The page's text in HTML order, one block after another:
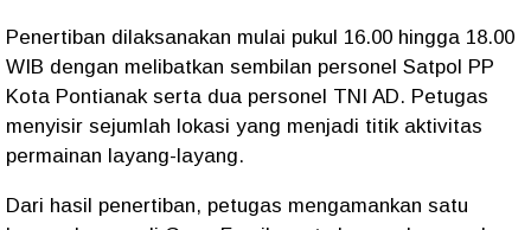
Penertiban dilaksanakan mulai pukul 16.00 hingga 18.00
WIB dengan melibatkan sembilan personel Satpol PP
Kota Pontianak serta dua personel TNI AD. Petugas
menyisir sejumlah lokasi yang menjadi titik aktivitas
permainan layang-layang.
Dari hasil penertiban, petugas mengamankan satu